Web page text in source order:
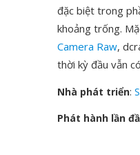
đặc biệt trong
khoảng trống.
Camera Raw,
thời kỳ đầu vẫn
Nhà phát triển:
Phát hành lần